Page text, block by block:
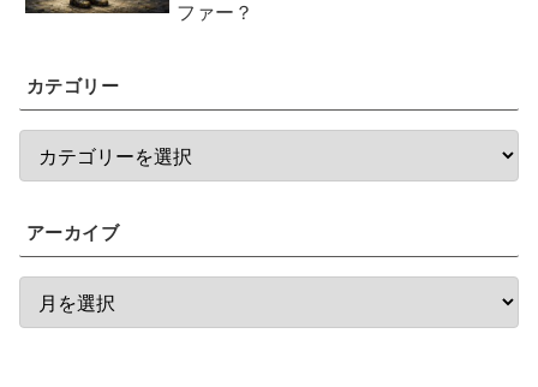
ファー？
カテゴリー
アーカイブ